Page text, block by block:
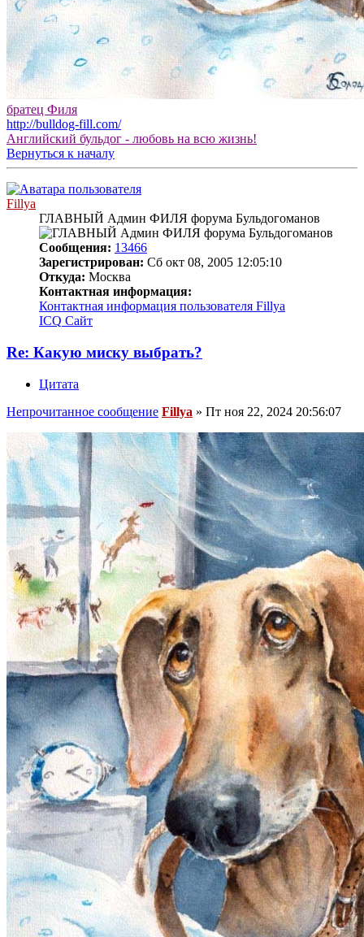
братец Филя
http://bulldog-fill.com/
Английский бульдог - любовь на всю жизнь!
Вернуться к началу
Fillya
ГЛАВНЫЙ Админ ФИЛЯ форума Бульдогоманов
Сообщения: 13466
Зарегистрирован: Сб окт 08, 2005 12:05:10
Откуда: Москва
Контактная информация:
Контактная информация пользователя Fillya
ICQ Сайт
Re: Какую миску выбрать?
Цитата
Непрочитанное сообщение Fillya » Пт ноя 22, 2024 20:56:07